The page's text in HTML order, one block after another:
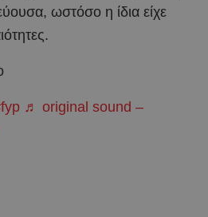
ωστόσο η ίδια είχε
♬ original sound –